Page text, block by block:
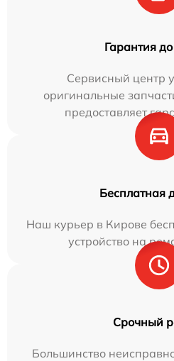
Гарантия
Сервисный центр
оригинальные
предоставляет
Бесплатная
Наш курьер в Кирове
устройство на
Срочный
Большинство